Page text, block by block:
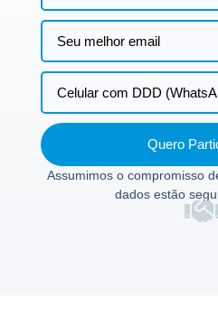
Quero
Assumimos o compromisso
dados estão